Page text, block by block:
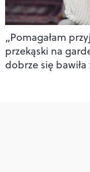
„Pomagałam
przekąski na
dobrze się